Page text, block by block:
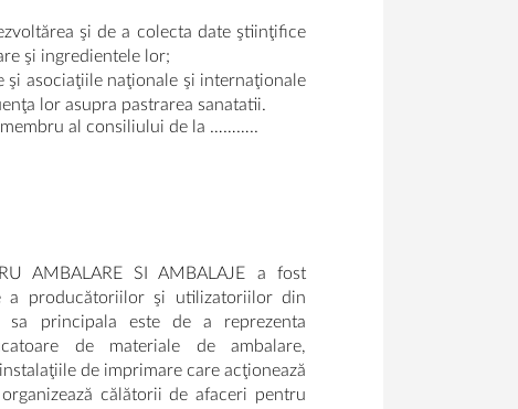
şi de a colecta date ştiinţifice
şi ingredientele lor;
şi asociaţiile naţionale şi internaţionale
lor asupra pastrarea sanatatii.
al consiliului de la ………..
AMBALARE SI AMBALAJE a fost
producătoriilor şi utilizatoriilor din
sa principala este de a reprezenta
de materiale de ambalare,
de imprimare care acţionează
călătorii de afaceri pentru